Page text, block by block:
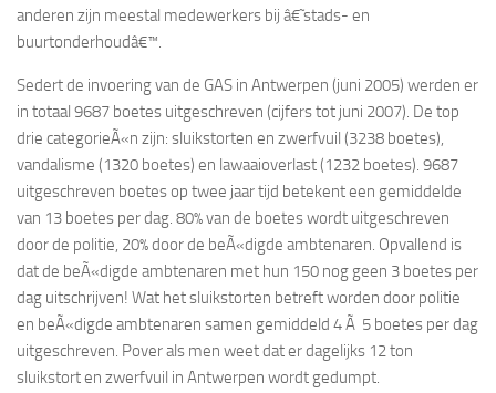
anderen zijn meestal medewerkers bij â€˜stads- en
buurtonderhoudâ€™.
Sedert de invoering van de GAS in Antwerpen (juni 2005) werden er
in totaal 9687 boetes uitgeschreven (cijfers tot juni 2007). De top
drie categorieÃ«n zijn: sluikstorten en zwerfvuil (3238 boetes),
vandalisme (1320 boetes) en lawaaioverlast (1232 boetes). 9687
uitgeschreven boetes op twee jaar tijd betekent een gemiddelde
van 13 boetes per dag. 80% van de boetes wordt uitgeschreven
door de politie, 20% door de beÃ«digde ambtenaren. Opvallend is
dat de beÃ«digde ambtenaren met hun 150 nog geen 3 boetes per
dag uitschrijven! Wat het sluikstorten betreft worden door politie
en beÃ«digde ambtenaren samen gemiddeld 4 Ã 5 boetes per dag
uitgeschreven. Pover als men weet dat er dagelijks 12 ton
sluikstort en zwerfvuil in Antwerpen wordt gedumpt.